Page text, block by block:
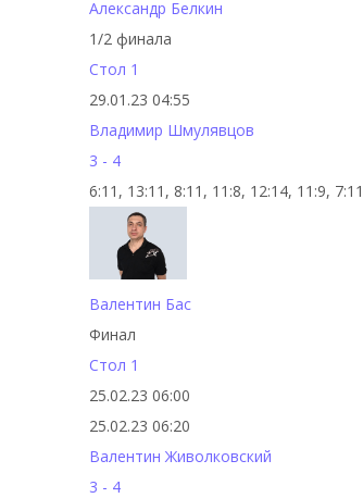
Александр Белкин
1/2 финала
Стол 1
29.01.23 04:55
Владимир Шмулявцов
3 - 4
6:11, 13:11, 8:11, 11:8, 12:14, 11:9, 7:11
Валентин Бас
Финал
Стол 1
25.02.23 06:00
25.02.23 06:20
Валентин Живолковский
3 - 4